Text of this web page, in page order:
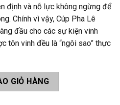
định và nỗ lực không ngừng để
Chính vì vậy, Cúp Pha Lê
đầu cho các sự kiện vinh
tôn vinh đều là “ngôi sao” thực
GIỎ HÀNG